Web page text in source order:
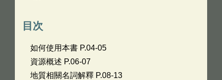
目次
如何使用本書 P.04-05
資源概述 P.06-07
地質相關名詞解釋 P.08-13